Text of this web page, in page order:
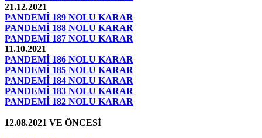
21.12.2021
PANDEMİ 189 NOLU KARAR
PANDEMİ 188 NOLU KARAR
PANDEMİ 187 NOLU KARAR
11.10.2021
PANDEMİ 186 NOLU KARAR
PANDEMİ 185 NOLU KARAR
PANDEMİ 184 NOLU KARAR
PANDEMİ 183 NOLU KARAR
PANDEMİ 182 NOLU KARAR
12.08.2021 VE ÖNCESİ